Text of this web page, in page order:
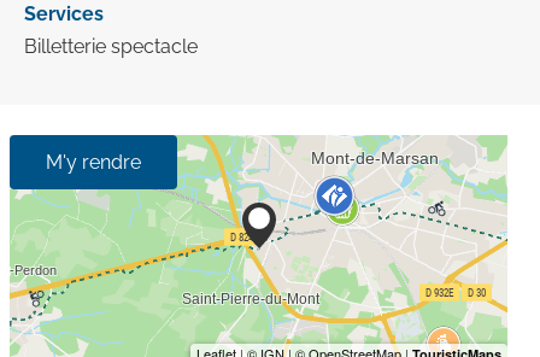
Services
Billetterie spectacle
M'y rendre